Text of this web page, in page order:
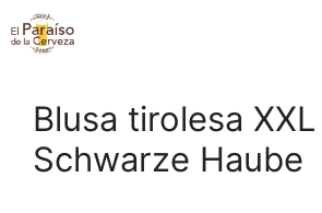
Saltar
al
Blusa tirolesa XXL
Schwarze Haube